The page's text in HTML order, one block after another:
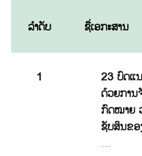
ລຳດັບ ຊື່ເອກະສານ
1
23 ບົດແ
ດ້ວຍການ
ກົດໝາຍ
ຊັບສິນຂອ
…